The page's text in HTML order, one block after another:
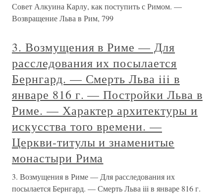
Совет Алкуина Карлу, как поступить с Римом. —
Возвращение Льва в Рим, 799
3. Возмущения в Риме — Для
расследования их посылается
Бернгард. — Смерть Льва iii в
январе 816 г. — Постройки Льва в
Риме. — Характер архитектуры и
искусства того времени. —
Церкви-титулы и знаменитые
монастыри Рима
3. Возмущения в Риме — Для расследования их
посылается Бернгард. — Смерть Льва iii в январе 816 г.